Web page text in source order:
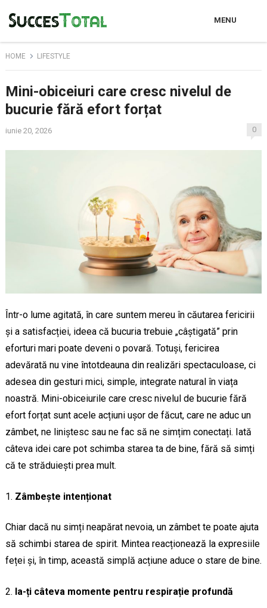
MENU
HOME LIFESTYLE
Mini-obiceiuri care cresc nivelul de
bucurie fără efort forțat
iunie 20, 2026 0
Într-o lume agitată, în care suntem mereu în căutarea fericirii
și a satisfacției, ideea că bucuria trebuie „câștigată” prin
eforturi mari poate deveni o povară. Totuși, fericirea
adevărată nu vine întotdeauna din realizări spectaculoase, ci
adesea din gesturi mici, simple, integrate natural în viața
noastră. Mini-obiceiurile care cresc nivelul de bucurie fără
efort forțat sunt acele acțiuni ușor de făcut, care ne aduc un
zâmbet, ne liniștesc sau ne fac să ne simțim conectați. Iată
câteva idei care pot schimba starea ta de bine, fără să simți
că te străduiești prea mult.
Zâmbește intenționat
Chiar dacă nu simți neapărat nevoia, un zâmbet te poate ajuta
să schimbi starea de spirit. Mintea reacționează la expresiile
feței și, în timp, această simplă acțiune aduce o stare de bine.
Ia-ți câteva momente pentru respirație profundă